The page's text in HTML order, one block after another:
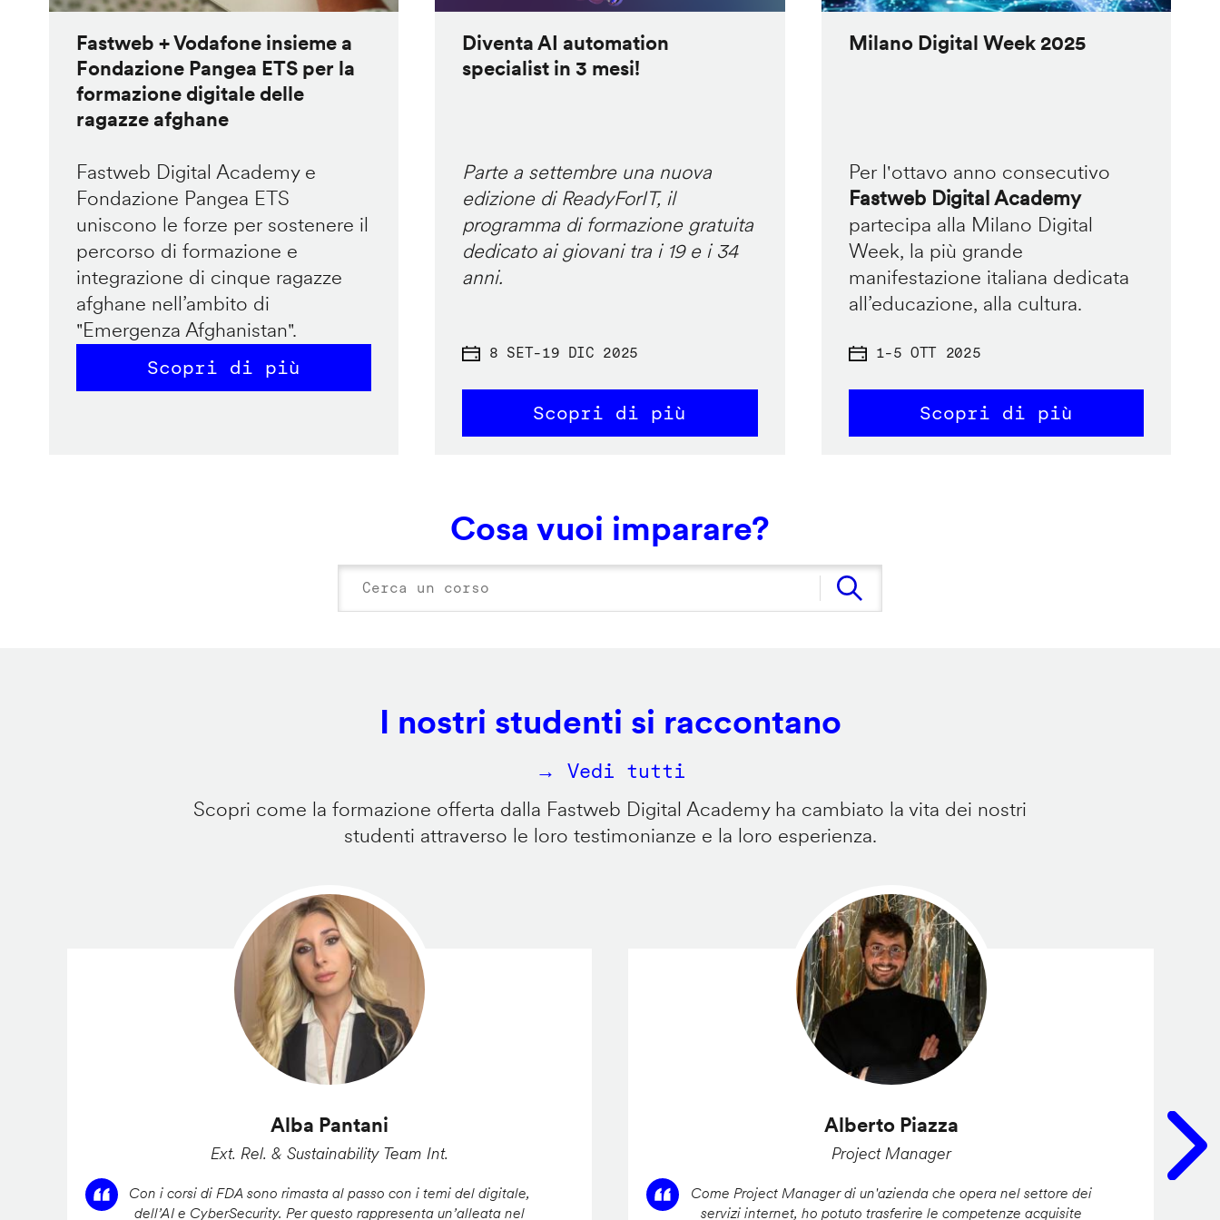
Fastweb + Vodafone insieme a
Fondazione Pangea ETS per la
formazione digitale delle
ragazze afghane
Fastweb Digital Academy e
Fondazione Pangea ETS
uniscono le forze per sostenere il
percorso di formazione e
integrazione di cinque ragazze
afghane nell’ambito di
"Emergenza Afghanistan".
Scopri di più
Diventa AI automation
specialist in 3 mesi!
Parte a settembre una nuova
edizione di ReadyForIT, il
programma di formazione gratuita
dedicato ai giovani tra i 19 e i 34
anni.
8 SET-19 DIC 2025
Scopri di più
Milano Digital Week 2025
Per l'ottavo anno consecutivo
Fastweb Digital Academy
partecipa alla Milano Digital
Week, la più grande
manifestazione italiana dedicata
all’educazione, alla cultura.
1-5 OTT 2025
Scopri di più
Cosa vuoi imparare?
I nostri studenti si raccontano
→ Vedi tutti
Scopri come la formazione offerta dalla Fastweb Digital Academy ha cambiato la vita dei nostri
studenti attraverso le loro testimonianze e la loro esperienza.
Alba Pantani
Ext. Rel. & Sustainability Team Int.
Con i corsi di FDA sono rimasta al passo con i temi del digitale,
dell’AI e CyberSecurity. Per questo rappresenta un’alleata nel
Alberto Piazza
Project Manager
Come Project Manager di un'azienda che opera nel settore dei
servizi internet, ho potuto trasferire le competenze acquisite